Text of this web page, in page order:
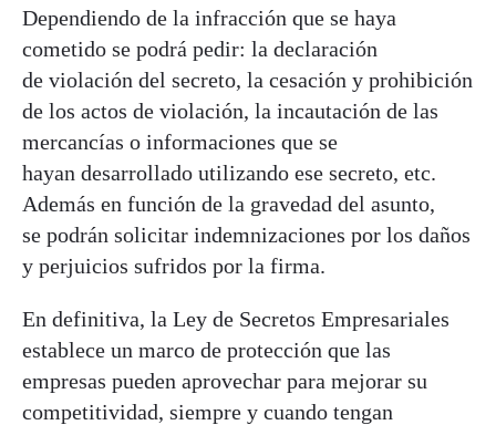
Dependiendo de la infracción que se haya
cometido se podrá pedir: la declaración
de violación del secreto, la cesación y prohibición
de los actos de violación, la incautación de las
mercancías o informaciones que se
hayan desarrollado utilizando ese secreto, etc.
Además en función de la gravedad del asunto,
se podrán solicitar indemnizaciones por los daños
y perjuicios sufridos por la firma.
En definitiva, la Ley de Secretos Empresariales
establece un marco de protección que las
empresas pueden aprovechar para mejorar su
competitividad, siempre y cuando tengan